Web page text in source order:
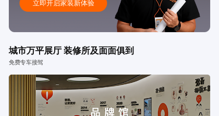
立即开启家装新体验
城市万平展厅 装修所及面面俱到
免费专车接驾